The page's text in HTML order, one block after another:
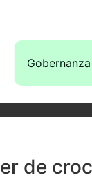
Gobernanza
de